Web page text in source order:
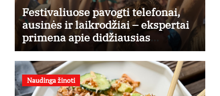
Festivaliuose pavogti telefonai,
ausinės ir laikrodžiai – ekspertai
primena apie didžiausias
finansines rizikas
Naudinga žinoti